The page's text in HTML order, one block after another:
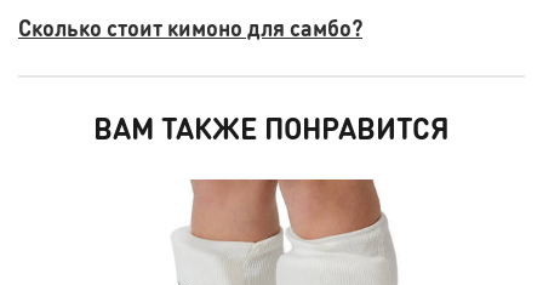
Сколько стоит кимоно для самбо?
ВАМ ТАКЖЕ ПОНРАВИТСЯ